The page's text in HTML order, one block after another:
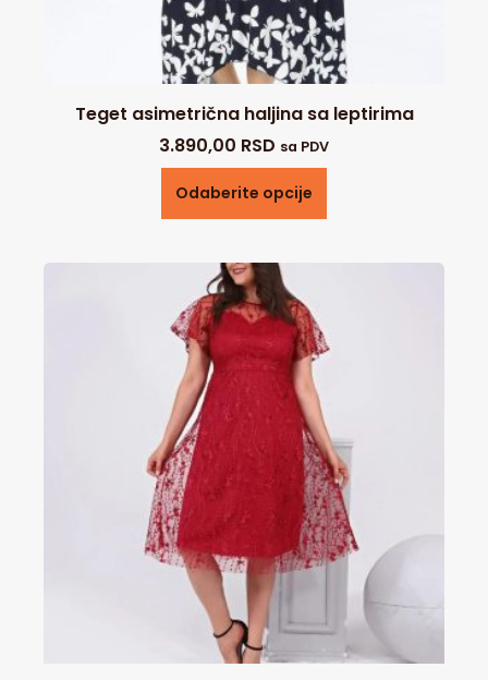
Teget asimetrična haljina sa leptirima
3.890,00 RSD sa PDV
Odaberite opcije